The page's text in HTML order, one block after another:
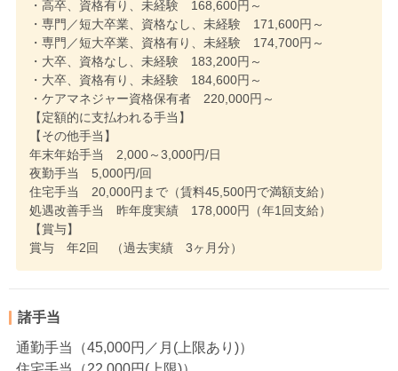
・高卒、資格有り、未経験 168,600円～
・専門／短大卒業、資格なし、未経験 171,600円～
・専門／短大卒業、資格有り、未経験 174,700円～
・大卒、資格なし、未経験 183,200円～
・大卒、資格有り、未経験 184,600円～
・ケアマネジャー資格保有者 220,000円～
【定額的に支払われる手当】
【その他手当】
年末年始手当 2,000～3,000円/日
夜勤手当 5,000円/回
住宅手当 20,000円まで（賃料45,500円で満額支給）
処遇改善手当 昨年度実績 178,000円（年1回支給）
【賞与】
賞与 年2回 （過去実績 3ヶ月分）
諸手当
通勤手当（45,000円／月(上限あり)）